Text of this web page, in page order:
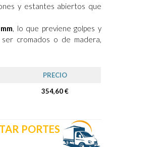
y estantes abiertos que
, lo que previene golpes y
cromados o de madera,
PRECIO
354,60 €
PORTES